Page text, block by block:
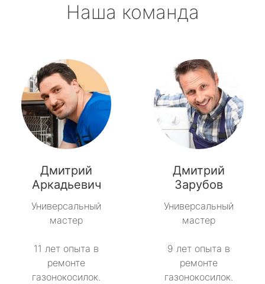
Наша команда
Дмитрий
Аркадьевич
Универсальный
мастер
11 лет опыта в
ремонте
газонокосилок.
Дмитрий
Зарубов
Универсальный
мастер
9 лет опыта в
ремонте
газонокосилок.